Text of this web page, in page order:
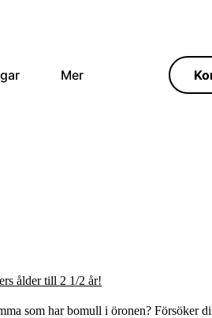
Mer
ålder till 2 1/2 år!
som har bomull i öronen? Försöker